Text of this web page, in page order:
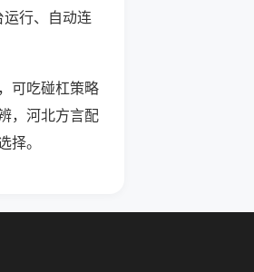
运行、自动连
可吃碰杠策略
，河北方言配
。